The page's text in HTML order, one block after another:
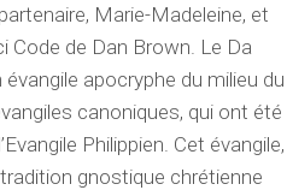
Marie-Madeleine, et
Code de Dan Brown. Le Da
apocryphe du milieu du
canoniques, qui ont été
Philippien. Cet évangile,
gnostique chrétienne